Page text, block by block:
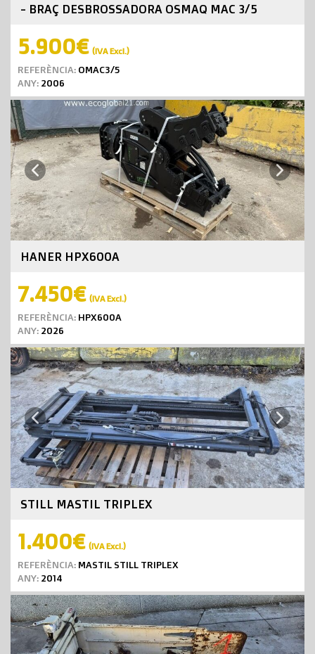
- BRAÇ DESBROSSADORA OSMAQ MAC 3/5
5.900€ (IVA Excl.)
REFERÈNCIA: OMAC3/5
ANY: 2006
Previous Next
HANER HPX600A
7.450€ (IVA Excl.)
REFERÈNCIA: HPX600A
ANY: 2026
Previous Next
STILL MASTIL TRIPLEX
1.400€ (IVA Excl.)
REFERÈNCIA: MASTIL STILL TRIPLEX
ANY: 2014